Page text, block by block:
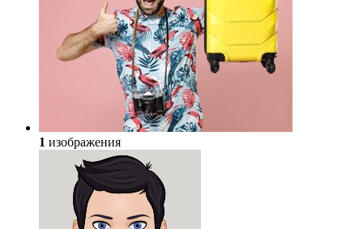
1 изображения